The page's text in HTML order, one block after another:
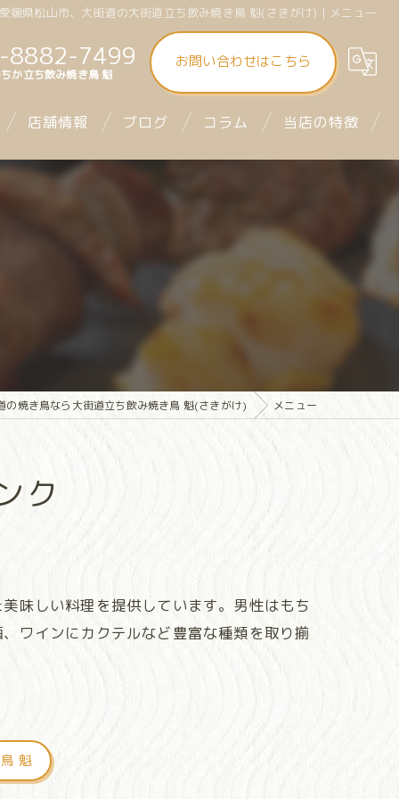
媛県松山市、大街道の大街道立ち飲み焼き鳥 魁(さきがけ) | メニュー
8882-7499
か立ち飲み焼き鳥 魁
お問い合わせはこちら
店舗情報
大街道立ち飲み焼き鳥 魁（さきがけ）
mitra1st ミトラファースト
ブログ コラム 当店の特徴
昼飲み
立ち飲み
の焼き鳥なら大街道立ち飲み焼き鳥 魁(さきがけ) メニュー
ク
味しい料理を提供しています。男性はもち
ワインにカクテルなど豊富な種類を取り揃
魁